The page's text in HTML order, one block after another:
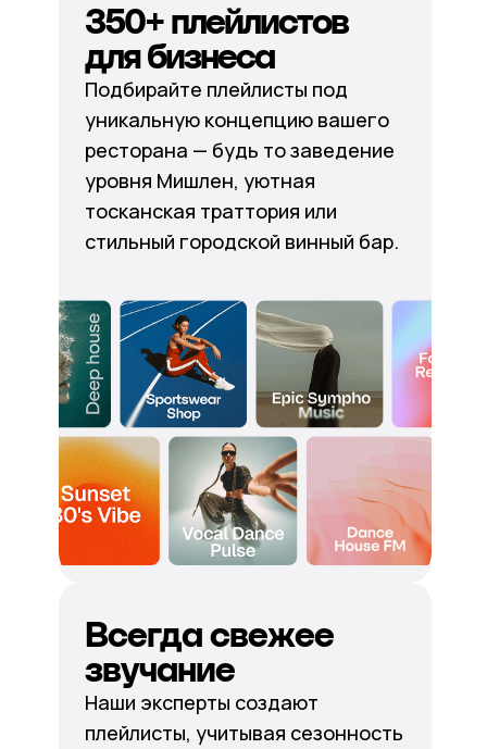
350+ плейлистов
для бизнеса
Подбирайте плейлисты под
уникальную концепцию вашего
ресторана — будь то заведение
уровня Мишлен, уютная
тосканская траттория или
стильный городской винный бар.
Всегда свежее
звучание
Наши эксперты создают
плейлисты, учитывая сезонность